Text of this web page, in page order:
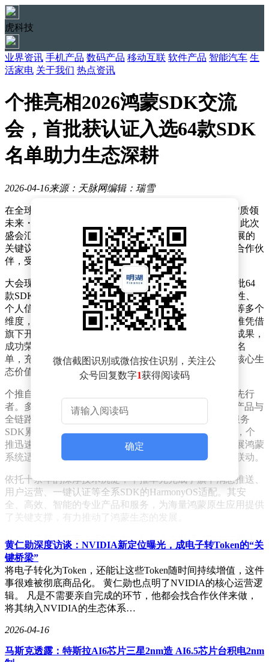
虎科技
业界资讯 手机产品 数码产品 移动互联 软件产品 智能汽车 生
活家电 关于我们 热点资讯
个推亮相2026鸿蒙SDK交流
会，首批获认证入选64款SDK
名单助力生态深耕
2026-04-16来源：天脉网编辑：瑞雪
在全球智慧物联网联盟鸿蒙生态推委会的精心组织下，“质领
未来・生态共融”2026鸿蒙SDK交流会在成都圆满落幕。此次
盛会汇聚了众多行业精英，共同探讨鸿蒙SDK全链条发展的
关键议题。每日互动（个推）作为华为鸿蒙生态的关键合作伙
伴，受邀出席了此次大会。
大会现场，官方正式公布了鸿蒙首批SDK评测证书与首批64
款SDK名单。这些名单和证书的评定，综合考量了合规性、
个人信息保护、网络安全、生态贡献度以及开发者体验等多个
维度，旨在为鸿蒙生态的高质量发展树立行业标杆。个推凭借
旗下开发者服务全栈产品高质量的鸿蒙适配与生态落地成果，
成功荣获鸿蒙首批SDK评测认证，并入选首批64款SDK名
单，充分彰显了其在鸿蒙生态建设中的领先技术实力与核心生
态价值。
个推自2010年便踏入开发者服务领域，是国内该领域的先行
者。多年来，它持续为数十万APP客户提供专业的SDK产品与
全链路运营增长解决方案。截至2025年6月，其开发者服务
SDK累计安装量已突破1200亿。在鸿蒙生态启动建设后，个
推迅速响应，紧跟生态发展步伐，积极投入专业团队开展鸿蒙
系统适配探索工作，不断深化与华为的技术协同与生态联动。
依托十余年的深厚技术沉淀，个推率先完成了旗下消息推送、
用户运营、一键认证等全系SDK的HarmonyOS适配。其安
全、高效、智能的专业产品和服务，为海量鸿蒙原生应用提供
了关键支撑，有力推动了鸿蒙生态的发展。
从首批开展鸿蒙系统适配探索，到如今首批通过官方评测认
证，个推实现了从“适配兼容”到“深度融合”的重大跨越，成为
鸿蒙生态中兼具技术实力与落地经验的重要伙伴。目前，个推
已在鸿蒙生态中为电商、金融、出行、社交、新闻资讯等多个
重点行业的应用提供专业可靠的技术和服务支撑，帮助开发者
快速实现鸿蒙应用的开发、适配与高效运营，加速了鸿蒙原生
应用的规模化落地。
话消息VoIP等最新能力，能够为开发者提供更加丰富、强大的
微信截图识别或微信按住识别，关注公
众号回复数字1获得阅读码
确定
黄仁勋深度访谈：NVIDIA新定位曝光，成电子转Token的“关
键桥梁”
将电子转化为Token，还能让这些Token随时间持续增值，这件
事很难被彻底商品化。 黄仁勋也点明了NVIDIA的核心运营逻
辑。 凡是不需要亲自完成的环节，他都会找合作伙伴来做，
将其纳入NVIDIA的生态体系…
2026-04-16
马斯克透露：特斯拉AI6芯片三星2nm造 AI6.5芯片台积电2nm